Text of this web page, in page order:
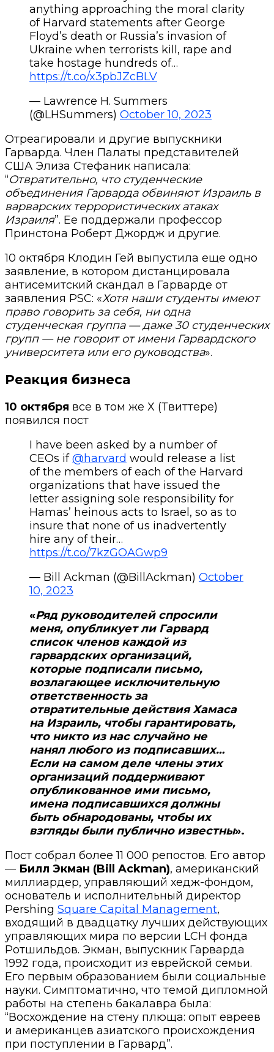
anything approaching the moral clarity
of Harvard statements after George
Floyd’s death or Russia’s invasion of
Ukraine when terrorists kill, rape and
take hostage hundreds of…
https://t.co/x3pbJZcBLV
— Lawrence H. Summers
(@LHSummers) October 10, 2023
Отреагировали и другие выпускники
Гарварда. Член Палаты представителей
США Элиза Стефаник написала:
“Отвратительно, что студенческие
объединения Гарварда обвиняют Израиль в
варварских террористических атаках
Израиля”. Ее поддержали профессор
Принстона Роберт Джордж и другие.
10 октября Клодин Гей выпустила еще одно
заявление, в котором дистанцировала
антисемитский скандал в Гарварде от
заявления PSC: «Хотя наши студенты имеют
право говорить за себя, ни одна
студенческая группа — даже 30 студенческих
групп — не говорит от имени Гарвардского
университета или его руководства».
Реакция бизнеса
10 октября все в том же Х (Твиттере)
появился пост
I have been asked by a number of
CEOs if@harvard would release a list
of the members of each of the Harvard
organizations that have issued the
letter assigning sole responsibility for
Hamas’ heinous acts to Israel, so as to
insure that none of us inadvertently
hire any of their…
https://t.co/7kzGOAGwp9
— Bill Ackman (@BillAckman) October
10, 2023
«Ряд руководителей спросили
меня, опубликует ли Гарвард
список членов каждой из
гарвардских организаций,
которые подписали письмо,
возлагающее исключительную
ответственность за
отвратительные действия Хамаса
на Израиль, чтобы гарантировать,
что никто из нас случайно не
нанял любого из подписавших…
Если на самом деле члены этих
организаций поддерживают
опубликованное ими письмо,
имена подписавшихся должны
быть обнародованы, чтобы их
взгляды были публично известны».
Пост собрал более 11 000 репостов. Его автор
— Билл Экман (Bill Ackman), американский
миллиардер, управляющий хедж-фондом,
основатель и исполнительный директор
Pershing Square Capital Management,
входящий в двадцатку лучших действующих
управляющих мира по версии LCH фонда
Ротшильдов. Экман, выпускник Гарварда
1992 года, происходит из еврейской семьи.
Его первым образованием были социальные
науки. Симптоматично, что темой дипломной
работы на степень бакалавра была:
“Восхождение на стену плюща: опыт евреев
и американцев азиатского происхождения
при поступлении в Гарвард”.